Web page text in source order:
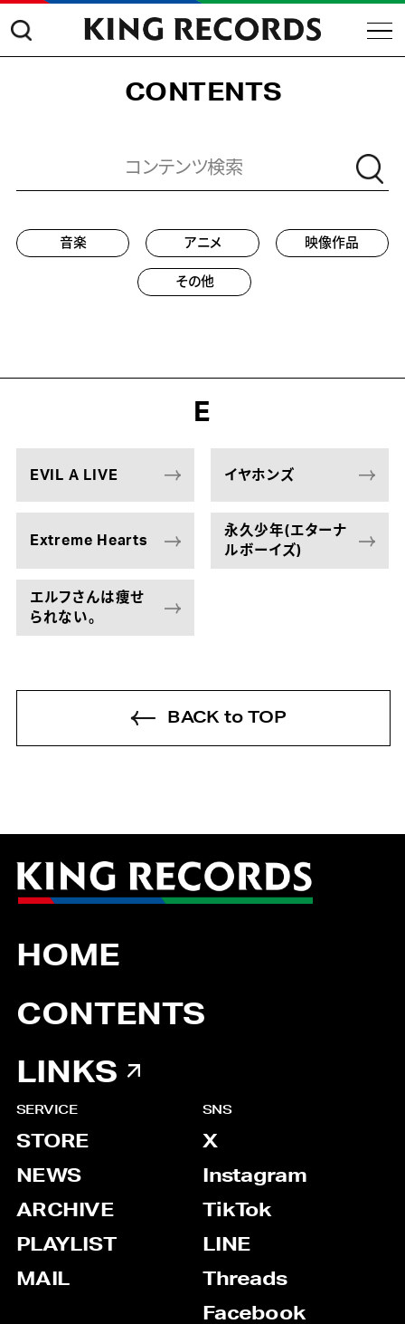
CONTENTS
音楽 アニメ 映像作品
その他
E
EVIL A LIVE イヤホンズ
Extreme Hearts
永久少年(エターナ
ルボーイズ)
エルフさんは痩せ
られない。
BACK to TOP
HOME
CONTENTS
LINKS
SERVICE
STORE
NEWS
ARCHIVE
PLAYLIST
MAIL
SNS
X
Instagram
TikTok
LINE
Threads
Facebook